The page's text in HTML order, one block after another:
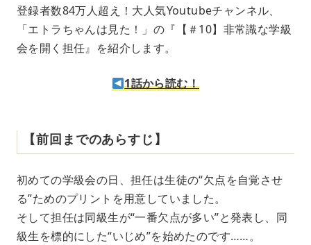
e
登録者数84万人超え！大人気Youtubeチャンネル、
「エトラちゃんは見た！」の『【＃10】非常識な学級
会を開く担任』を紹介します。
1話から読む！
【前回までのあらすじ】
初めての学級会の日、担任は生徒の“欠点を自覚させ
る”ためのプリントを用意していました。
そして担任は同級生が“一番欠点が多い”と発表し、同
級生を標的にした“いじめ”を始めたのです……。